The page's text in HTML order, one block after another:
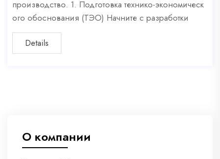
производство. 1. Подготовка технико-экономическ
ого обоснования (ТЭО) Начните с разработки
Details
О компании